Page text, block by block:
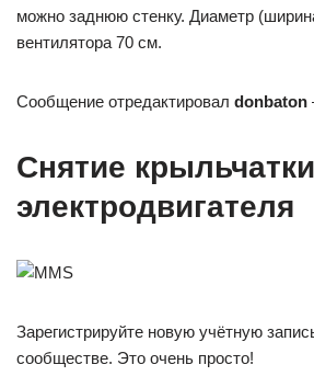
можно заднюю стенку. Диаметр
вентилятора 70 см.
Сообщение отредактировал donbaton
Снятие
электродвигателя
Зарегистрируйте новую учётную
сообществе. Это очень просто!